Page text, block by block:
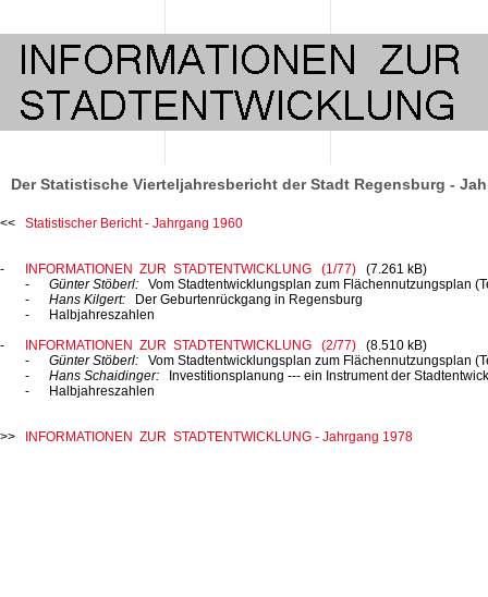
Der Statistische Vierteljahresbericht der Stadt Regensburg -
Statistischer Bericht - Jahrgang 1960
INFORMATIONEN ZUR STADTENTWICKLUNG (1/77)
(7.261 kB)
Günter Stöberl: Vom Stadtentwicklungsplan zum Flächennutzungsplan
Hans Kilgert: Der Geburtenrückgang in Regensburg
Halbjahreszahlen
INFORMATIONEN ZUR STADTENTWICKLUNG (2/77)
(8.510 kB)
Günter Stöberl: Vom Stadtentwicklungsplan zum Flächennutzungsplan
Hans Schaidinger:
Investitionsplanung --- ein Instrument der
Halbjahreszahlen
INFORMATIONEN ZUR STADTENTWICKLUNG - Jahrgang 1978